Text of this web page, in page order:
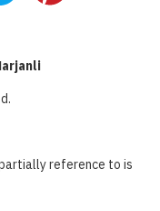
reference to is